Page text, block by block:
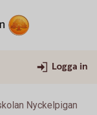
Logga in
Nyckelpigan